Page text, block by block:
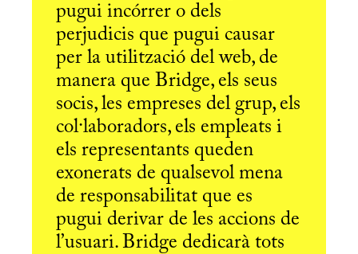
pugui incórrer o dels
perjudicis que pugui causar
per la utilització del web, de
manera que Bridge, els seus
socis, les empreses del grup, els
col·laboradors, els empleats i
els representants queden
exonerats de qualsevol mena
de responsabilitat que es
pugui derivar de les accions de
l’usuari. Bridge dedicarà tots